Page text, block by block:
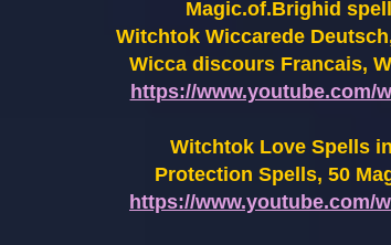
Magic.of.Brighid
Witchtok Wiccarede
Wicca discours Francais,
https://www.youtube.com/
Witchtok Love Spells
Protection Spells, 50
https://www.youtube.com/